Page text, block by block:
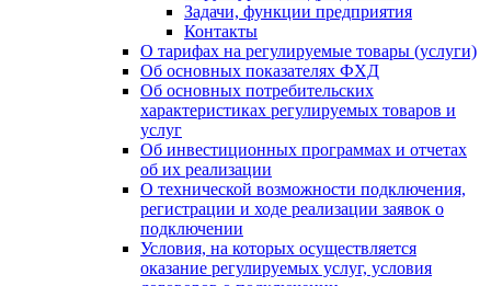
Задачи, функции предприятия
Контакты
О тарифах на регулируемые товары (услуги)
Об основных показателях ФХД
Об основных потребительских
характеристиках регулируемых товаров и
услуг
Об инвестиционных программах и отчетах
об их реализации
О технической возможности подключения,
регистрации и ходе реализации заявок о
подключении
Условия, на которых осуществляется
оказание регулируемых услуг, условия